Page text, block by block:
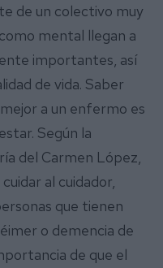
de un colectivo muy
mental llegan a
importantes, así
de vida. Saber
a un enfermo es
Según la
del Carmen López,
al cuidador,
que tienen
o demencia de
de que el